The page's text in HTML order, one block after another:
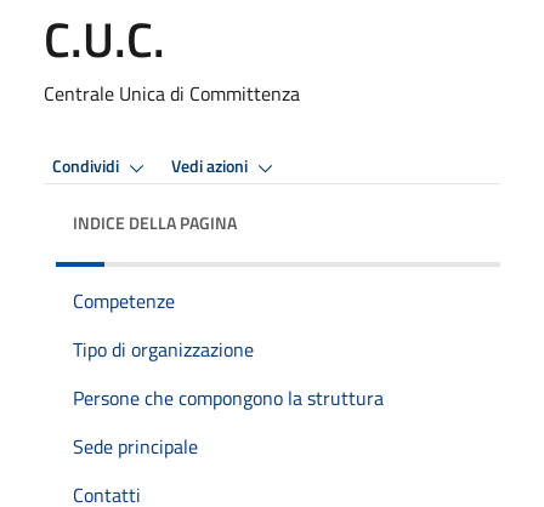
C.U.C.
Centrale Unica di Committenza
Condividi Vedi azioni
INDICE DELLA PAGINA
Competenze
Tipo di organizzazione
Persone che compongono la struttura
Sede principale
Contatti